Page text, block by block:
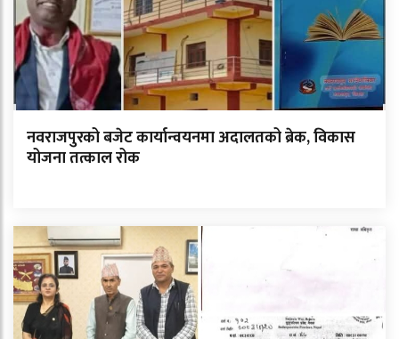
नवराजपुरको बजेट कार्यान्वयनमा अदालतको ब्रेक, विकास
योजना तत्काल रोक